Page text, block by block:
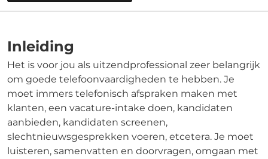
Inleiding
Het is voor jou als uitzendprofessional zeer belangrijk
om goede telefoonvaardigheden te hebben. Je
moet immers telefonisch afspraken maken met
klanten, een vacature-intake doen, kandidaten
aanbieden, kandidaten screenen,
slechtnieuwsgesprekken voeren, etcetera. Je moet
luisteren, samenvatten en doorvragen, omgaan met